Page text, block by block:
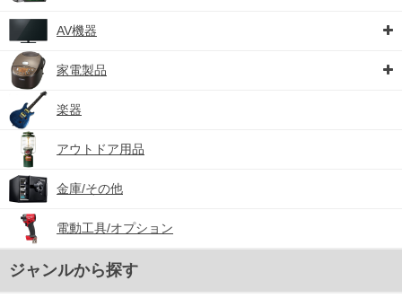
AV機器
家電製品
楽器
アウトドア用品
金庫/その他
電動工具/オプション
ジャンルから探す